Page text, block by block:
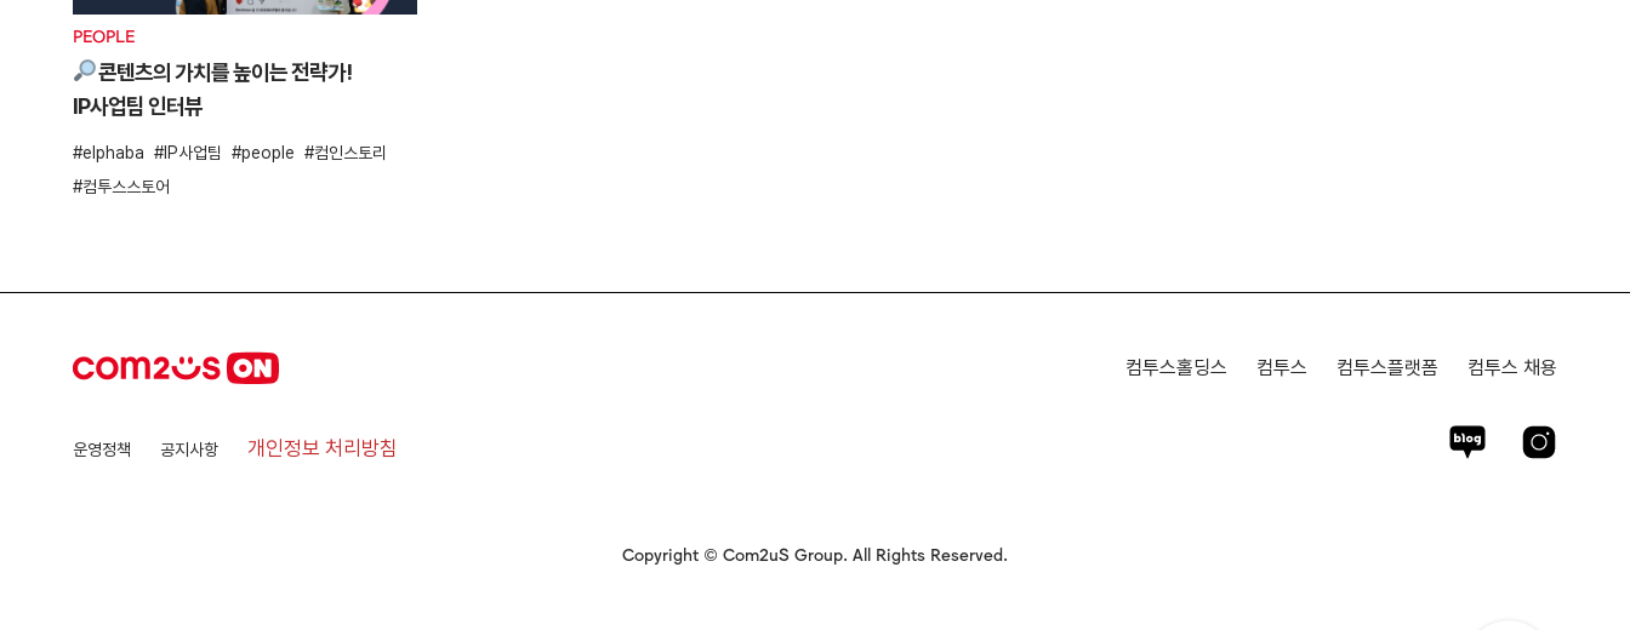
PEOPLE
콘텐츠의 가치를 높이는 전략가!
IP사업팀 인터뷰
elphaba IP사업팀 people
컴인스토리
컴투스스토어
운영정책 공지사항 개인정보 처리방침
컴투스홀딩스 컴투스 컴투스플랫폼 컴투스 채용
Copyright © Com2uS Group. All Rights Reserved.